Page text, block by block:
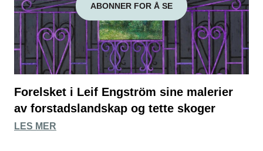
ABONNER FOR Å SE
Forelsket i Leif Engström sine malerier
av forstadslandskap og tette skoger
LES MER